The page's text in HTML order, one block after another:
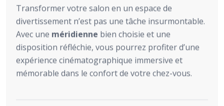
Transformer votre salon en un espace de
divertissement n’est pas une tâche insurmontable.
Avec une méridienne bien choisie et une
disposition réfléchie, vous pourrez profiter d’une
expérience cinématographique immersive et
mémorable dans le confort de votre chez-vous.